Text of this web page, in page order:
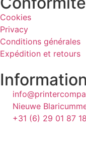
Cookies
Privacy
Conditions générales
Expédition et retours
Nieuwe
+31 (6) 29 01 87 18